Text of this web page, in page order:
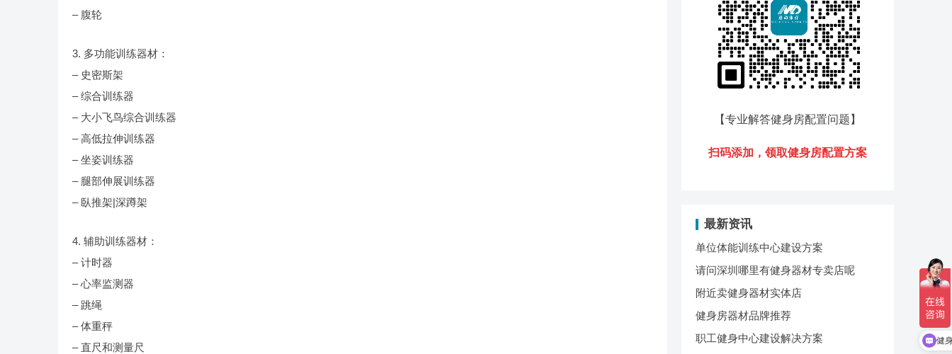
– 腹轮
3. 多功能训练器材：
– 史密斯架
– 综合训练器
– 大小飞鸟综合训练器
– 高低拉伸训练器
– 坐姿训练器
– 腿部伸展训练器
– 臥推架|深蹲架
4. 辅助训练器材：
– 计时器
– 心率监测器
– 跳绳
– 体重秤
– 直尺和测量尺
【专业解答健身房配置问题 】
扫码添加，领取健身房配置方案
最新资讯
单位体能训练中心建设方案
请问深圳哪里有健身器材专卖店呢
附近卖健身器材实体店
健身房器材品牌推荐
职工健身中心建设解决方案
健